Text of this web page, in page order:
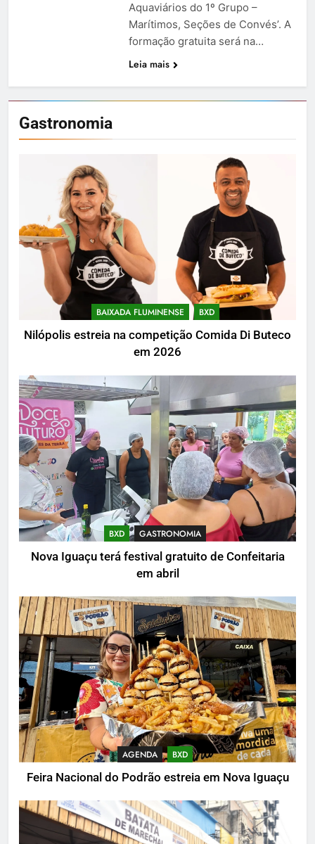
Gastronomia
BAIXADA FLUMINENSE BXD
Nilópolis estreia na competição Comida Di Buteco
em 2026
BXD GASTRONOMIA
Nova Iguaçu terá festival gratuito de Confeitaria
em abril
AGENDA BXD
Feira Nacional do Podrão estreia em Nova Iguaçu
Aquaviários do 1º Grupo –
Marítimos, Seções de Convés’. A
formação gratuita será na…
Leia mais